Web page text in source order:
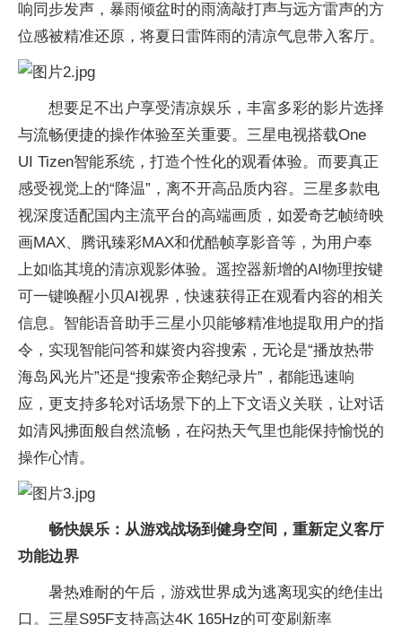
响同步发声，暴雨倾盆时的雨滴敲打声与远方雷声的方
位感被精准还原，将夏日雷阵雨的清凉气息带入客厅。
想要足不出户享受清凉娱乐，丰富多彩的影片选择
与流畅便捷的操作体验至关重要。三星电视搭载One
UI Tizen智能系统，打造个性化的观看体验。而要真正
感受视觉上的“降温”，离不开高品质内容。三星多款电
视深度适配国内主流平台的高端画质，如爱奇艺帧绮映
画MAX、腾讯臻彩MAX和优酷帧享影音等，为用户奉
上如临其境的清凉观影体验。遥控器新增的AI物理按键
可一键唤醒小贝AI视界，快速获得正在观看内容的相关
信息。智能语音助手三星小贝能够精准地提取用户的指
令，实现智能问答和媒资内容搜索，无论是“播放热带
海岛风光片”还是“搜索帝企鹅纪录片”，都能迅速响
应，更支持多轮对话场景下的上下文语义关联，让对话
如清风拂面般自然流畅，在闷热天气里也能保持愉悦的
操作心情。
畅快娱乐：从游戏战场到健身空间，重新定义客厅
功能边界
暑热难耐的午后，游戏世界成为逃离现实的绝佳出
口。三星S95F支持高达4K 165Hz的可变刷新率